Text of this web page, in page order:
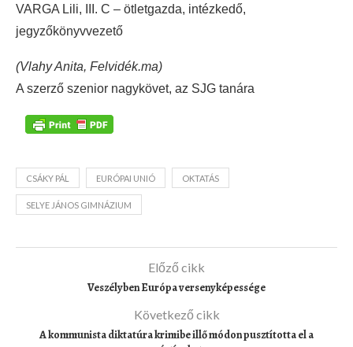
VARGA Lili, III. C – ötletgazda, intézkedő,
jegyzőkönyvvezető
(Vlahy Anita, Felvidék.ma)
A szerző szenior nagykövet, az SJG tanára
CSÁKY PÁL EURÓPAI UNIÓ OKTATÁS
SELYE JÁNOS GIMNÁZIUM
Előző cikk
Veszélyben Európa versenyképessége
Következő cikk
A kommunista diktatúra krimibe illő módon pusztította el a